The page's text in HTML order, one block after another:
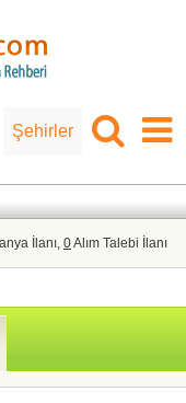
Şehirler
İlanı, 0Alım Talebi İlanı